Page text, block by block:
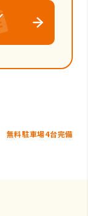
無料駐車場4台完備